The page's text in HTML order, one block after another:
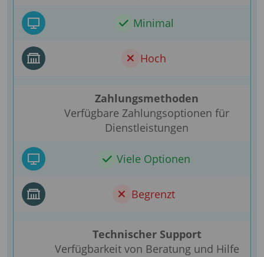
Minimal
Hoch
Zahlungsmethoden
Verfügbare Zahlungsoptionen für
Dienstleistungen
Viele Optionen
Begrenzt
Technischer Support
Verfügbarkeit von Beratung und Hilfe